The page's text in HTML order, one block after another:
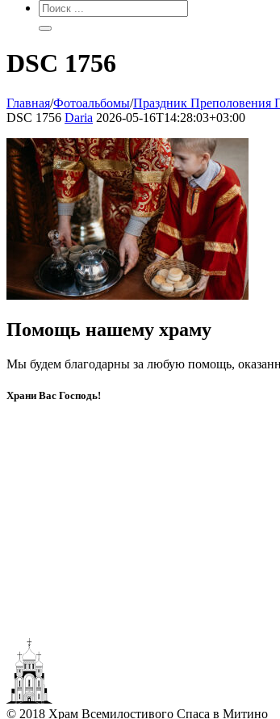
DSC 1756
Главная/Фотоальбомы/Праздник Преполовения
DSC 1756 Daria 2026-05-16T14:28:03+03:00
Помощь нашему храму
Мы будем благодарны за любую помощь,
Храни Вас Господь!
© 2018 Храм Всемилостивого Спаса в Митино